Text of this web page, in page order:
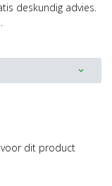
deskundig advies.
.
expand_more
voor dit product